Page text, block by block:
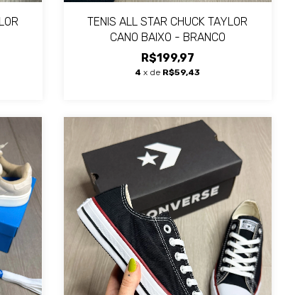
TENIS ALL STAR CHUCK TAYLOR
CANO BAIXO - BRANCO
R$199,97
4 x de R$59,43